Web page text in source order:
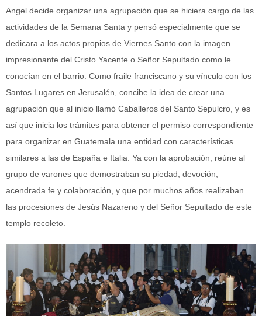
Angel decide organizar una agrupación que se hiciera cargo de las
actividades de la Semana Santa y pensó especialmente que se
dedicara a los actos propios de Viernes Santo con la imagen
impresionante del Cristo Yacente o Señor Sepultado como le
conocían en el barrio. Como fraile franciscano y su vínculo con los
Santos Lugares en Jerusalén, concibe la idea de crear una
agrupación que al inicio llamó Caballeros del Santo Sepulcro, y es
así que inicia los trámites para obtener el permiso correspondiente
para organizar en Guatemala una entidad con características
similares a las de España e Italia. Ya con la aprobación, reúne al
grupo de varones que demostraban su piedad, devoción,
acendrada fe y colaboración, y que por muchos años realizaban
las procesiones de Jesús Nazareno y del Señor Sepultado de este
templo recoleto.